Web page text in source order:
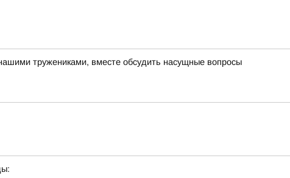
тружениками, вместе обсудить насущные вопросы